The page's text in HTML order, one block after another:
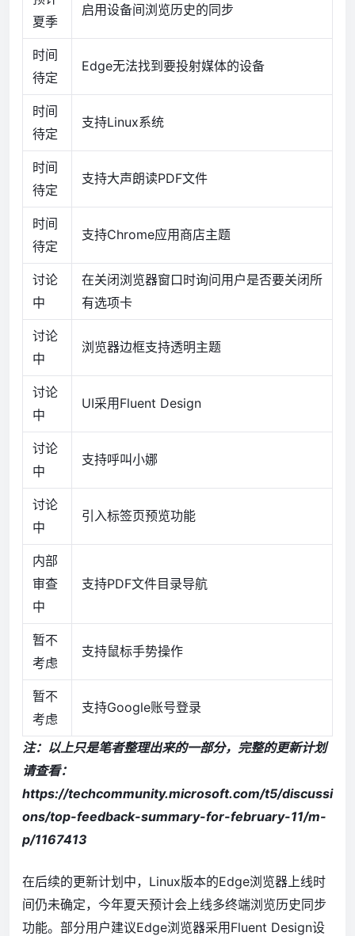
夏季
启用设备间浏览历史的同步
时间
待定
Edge无法找到要投射媒体的设备
时间
待定
支持Linux系统
时间
待定
支持大声朗读PDF文件
时间
待定
支持Chrome应用商店主题
讨论
中
在关闭浏览器窗口时询问用户是否要关闭所
有选项卡
讨论
中
浏览器边框支持透明主题
讨论
中
UI采用Fluent Design
讨论
中
支持呼叫小娜
讨论
中
引入标签页预览功能
内部
审查
中
支持PDF文件目录导航
暂不
考虑
支持鼠标手势操作
暂不
考虑
支持Google账号登录
注：以上只是笔者整理出来的一部分，完整的更新计划
请查看：
https://techcommunity.microsoft.com/t5/discussi
ons/top-feedback-summary-for-february-11/m-
p/1167413
在后续的更新计划中，Linux版本的Edge浏览器上线时
间仍未确定，今年夏天预计会上线多终端浏览历史同步
功能。部分用户建议Edge浏览器采用Fluent Design设